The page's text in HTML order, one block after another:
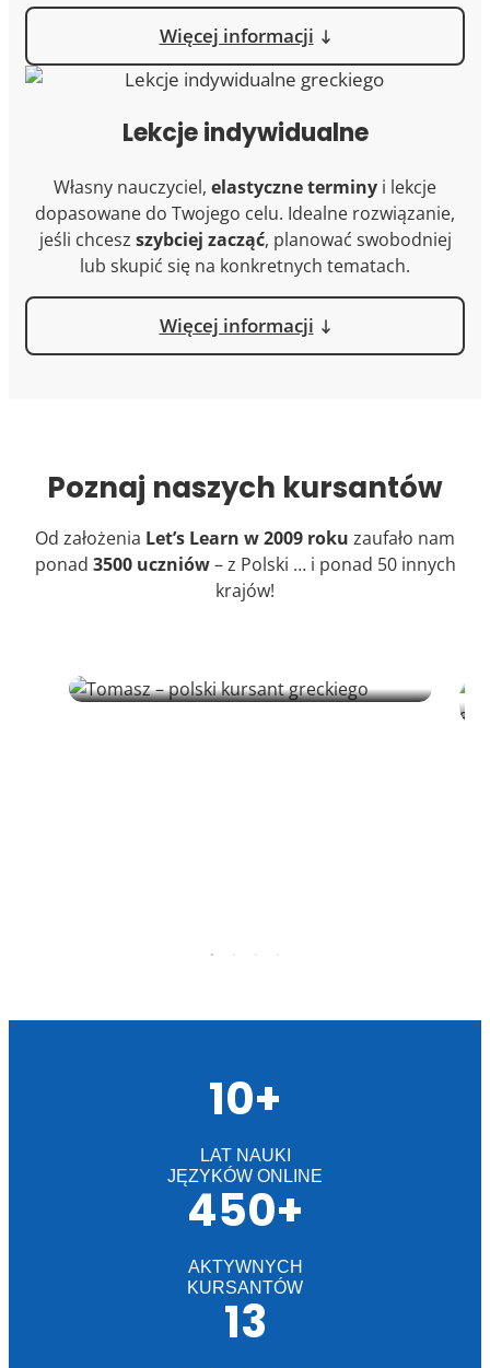
Więcej informacji
Lekcje indywidualne
Własny nauczyciel, elastyczne terminy i lekcje
dopasowane do Twojego celu. Idealne rozwiązanie,
jeśli chcesz szybciej zacząć, planować swobodniej
lub skupić się na konkretnych tematach.
Więcej informacji
Poznaj naszych kursantów
Od założenia Let’s Learn w 2009 roku zaufało nam
ponad 3500 uczniów– z Polski … i ponad 50 innych
krajów!
10+
LAT NAUKI
JĘZYKÓW ONLINE
450+
AKTYWNYCH
KURSANTÓW
13